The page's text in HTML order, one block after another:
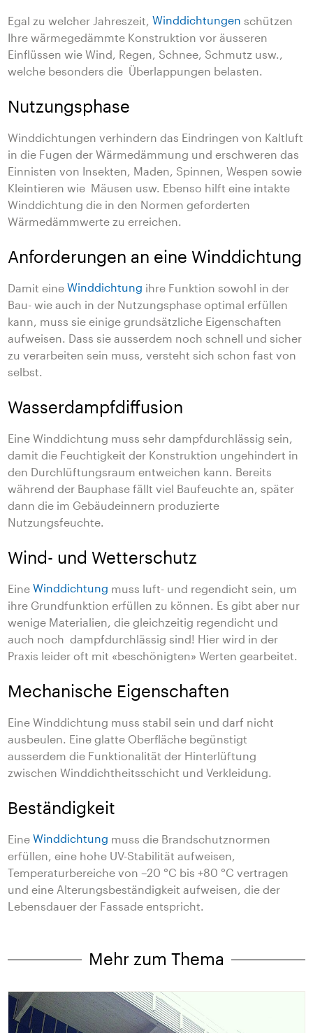
Egal zu welcher Jahreszeit,Winddichtungenschützen
Ihre wärmegedämmte Konstruktion vor äusseren
Einflüssen wie Wind, Regen, Schnee, Schmutz usw.,
welche besonders die Überlappungen belasten.
Nutzungsphase
Winddichtungen verhindern das Eindringen von Kaltluft
in die Fugen der Wärmedämmung und erschweren das
Einnisten von Insekten, Maden, Spinnen, Wespen sowie
Kleintieren wie Mäusen usw. Ebenso hilft eine intakte
Winddichtung die in den Normen geforderten
Wärmedämmwerte zu erreichen.
Anforderungen an eine Winddichtung
Damit eineWinddichtung ihre Funktion sowohl in der
Bau- wie auch in der Nutzungsphase optimal erfüllen
kann, muss sie einige grundsätzliche Eigenschaften
aufweisen. Dass sie ausserdem noch schnell und sicher
zu verarbeiten sein muss, versteht sich schon fast von
selbst.
Wasserdampfdiffusion
Eine Winddichtung muss sehr dampfdurchlässig sein,
damit die Feuchtigkeit der Konstruktion ungehindert in
den Durchlüftungsraum entweichen kann. Bereits
während der Bauphase fällt viel Baufeuchte an, später
dann die im Gebäudeinnern produzierte
Nutzungsfeuchte.
Wind- und Wetterschutz
EineWinddichtung muss luft- und regendicht sein, um
ihre Grundfunktion erfüllen zu können. Es gibt aber nur
wenige Materialien, die gleichzeitig regendicht und
auch noch dampfdurchlässig sind! Hier wird in der
Praxis leider oft mit «beschönigten» Werten gearbeitet.
Mechanische Eigenschaften
Eine Winddichtung muss stabil sein und darf nicht
ausbeulen. Eine glatte Oberfläche begünstigt
ausserdem die Funktionalität der Hinterlüftung
zwischen Winddichtheitsschicht und Verkleidung.
Beständigkeit
EineWinddichtung muss die Brandschutznormen
erfüllen, eine hohe UV-Stabilität aufweisen,
Temperaturbereiche von –20 °C bis +80 °C vertragen
und eine Alterungsbeständigkeit aufweisen, die der
Lebensdauer der Fassade entspricht.
Mehr zum Thema